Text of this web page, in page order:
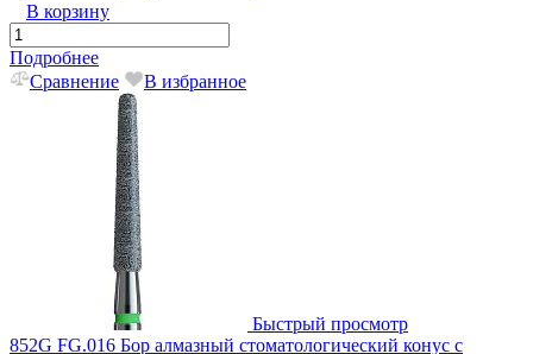
В корзину
Подробнее
Сравнение
В избранное
Быстрый просмотр
852G FG.016 Бор алмазный стоматологический конус с